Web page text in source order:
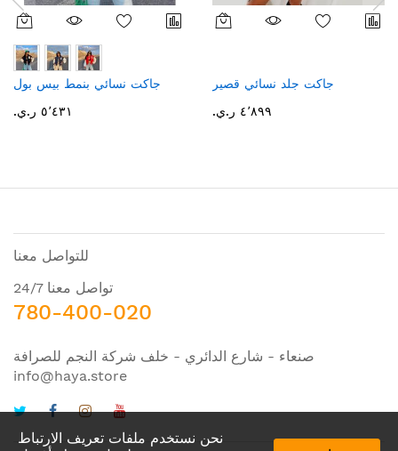
نحن نستخدم ملفات تعريف الارتباط
جاكت نسائي بنمط بيس بول
٥٬٤٣١ ر.ي.‏
جاكت جلد نسائي قصير
٤٬٨٩٩ ر.ي.‏
للتواصل معنا
تواصل معنا 24/7
780-400-020
صنعاء - شارع الدائري - خلف شركة النجم للصرافة
info@haya.store